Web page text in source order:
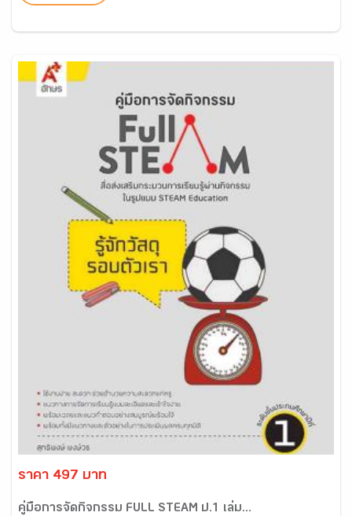
ราคา 497 บาท
คู่มือการจัดกิจกรรม FULL STEAM ป.1 เล่ม...